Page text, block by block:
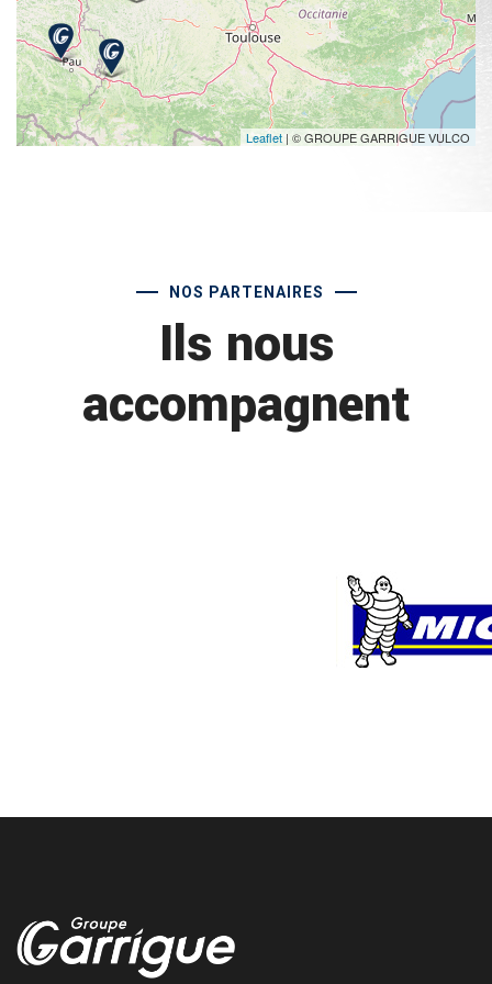
Leaflet | © GROUPE GARRIGUE VULCO
NOS PARTENAIRES
Ils nous
accompagnent
montage pneu agricole
Nos experts Vulco Garrigue assurent le montage de vos pneus